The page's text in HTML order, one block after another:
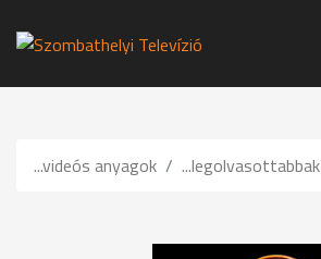
...videós anyagok ...legolvasottabbak